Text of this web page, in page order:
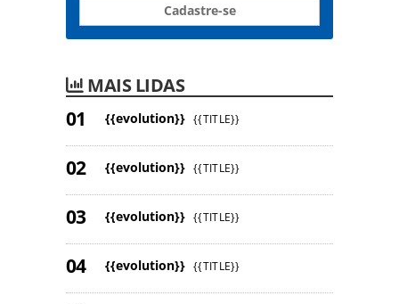
Cadastre-se
MAIS LIDAS
{{evolution}} {{TITLE}}
{{evolution}} {{TITLE}}
{{evolution}} {{TITLE}}
{{evolution}} {{TITLE}}